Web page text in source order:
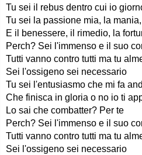
Tu sei il rebus dentro cui io
Tu sei la passione mia, la
E il benessere, il rimedio, la
Perch? Sei l'immenso e il suo
Tutti vanno contro tutti ma tu
Sei l'ossigeno sei necessario
Tu sei l'entusiasmo che mi fa
Che finisca in gloria o no io ti
Lo sai che combatter? Per te
Perch? Sei l'immenso e il suo
Tutti vanno contro tutti ma tu
Sei l'ossigeno sei necessario